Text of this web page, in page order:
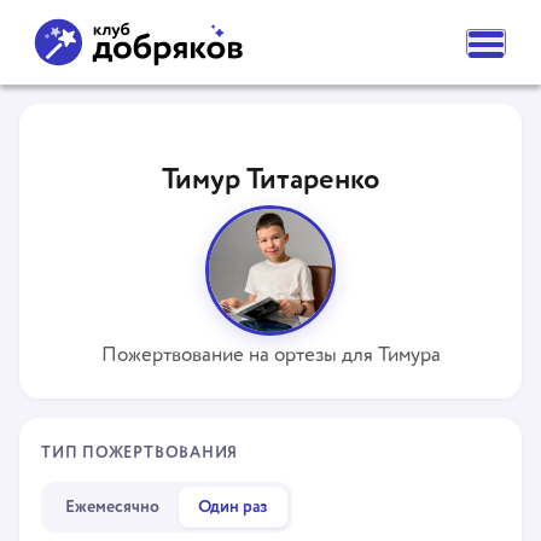
КАК ПОМОЧЬ
ПОДПИСКА НА ДОБРО
Тимур Титаренко
Пожертвование на ортезы для Тимура
ТИП ПОЖЕРТВОВАНИЯ
Ежемесячно Один раз